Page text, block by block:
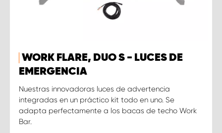
WORK FLARE, DUO S - LUCES DE
EMERGENCIA
Nuestras innovadoras luces de advertencia
integradas en un práctico kit todo en uno. Se
adapta perfectamente a los bacas de techo Work
Bar.